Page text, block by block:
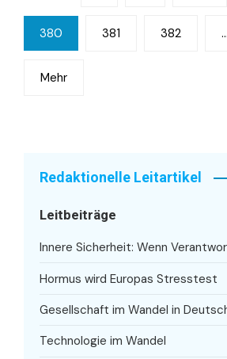
der
Beiträge
380 381 382 …
Mehr
Redaktionelle Leitartikel
Leitbeiträge
Innere Sicherheit: Wenn
Hormus wird Europas Stresstest
Gesellschaft im Wandel in
Technologie im Wandel